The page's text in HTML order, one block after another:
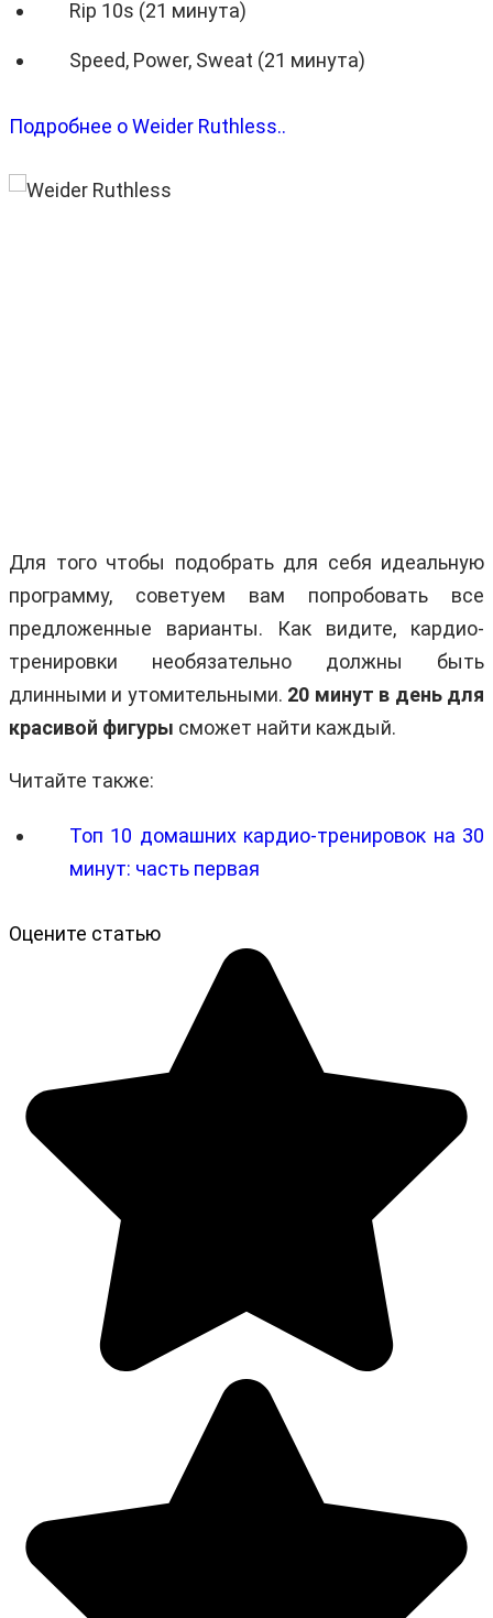
Rip 10s (21 минута)
Speed, Power, Sweat (21 минута)
Подробнее о Weider Ruthless..
Для того чтобы подобрать для себя идеальную
программу, советуем вам попробовать все
предложенные варианты. Как видите, кардио-
тренировки необязательно должны быть
длинными и утомительными. 20 минут в день для
красивой фигуры сможет найти каждый.
Читайте также:
Топ 10 домашних кардио-тренировок на 30
минут: часть первая
Оцените статью